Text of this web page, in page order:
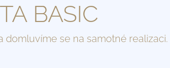
BASIC
domluvíme se na samotné realizaci.